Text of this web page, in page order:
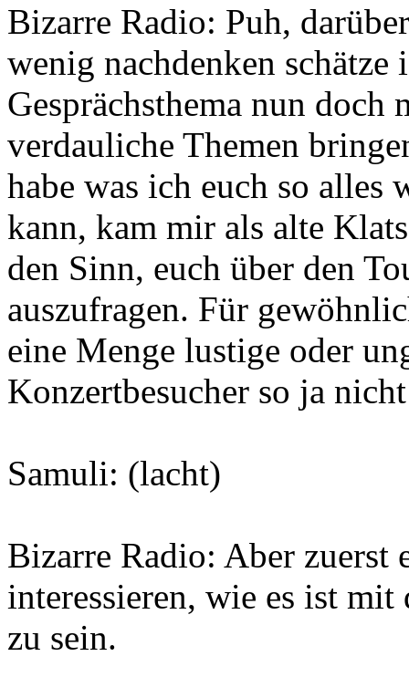
Bizarre Radio: Puh,
wenig nachdenken schätze
Gesprächsthema nun
verdauliche Themen
habe was ich euch so alles
kann, kam mir als alte
den Sinn, euch über den
auszufragen. Für
eine Menge lustige oder
Konzertbesucher so ja
Samuli: (lacht)
Bizarre Radio: Aber zuerst
interessieren, wie es ist mit
zu sein.